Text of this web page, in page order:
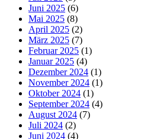
Juni 2025 (6)
Mai 2025 (8)
April 2025 (2)
März 2025 (7)
Februar 2025 (1)
Januar 2025 (4)
Dezember 2024 (1)
November 2024 (1)
Oktober 2024 (1)
September 2024 (4)
August 2024 (7)
Juli 2024 (2)
Juni 2024 (4)